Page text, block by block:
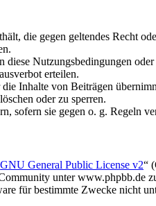
die gegen geltendes Recht
diese Nutzungsbedingungen
erteilen.
Inhalte von Beiträgen
oder zu sperren.
sofern sie gegen o. g. Regeln
GNU General Public License v2“
unter
für bestimmte Zwecke nicht